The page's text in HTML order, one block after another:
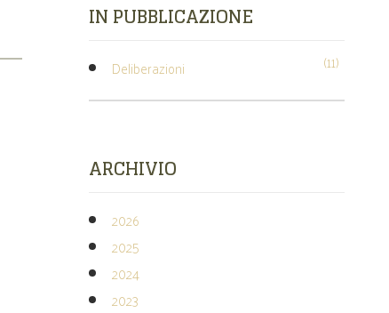
IN PUBBLICAZIONE
Deliberazioni (11)
ARCHIVIO
2026
2025
2024
2023